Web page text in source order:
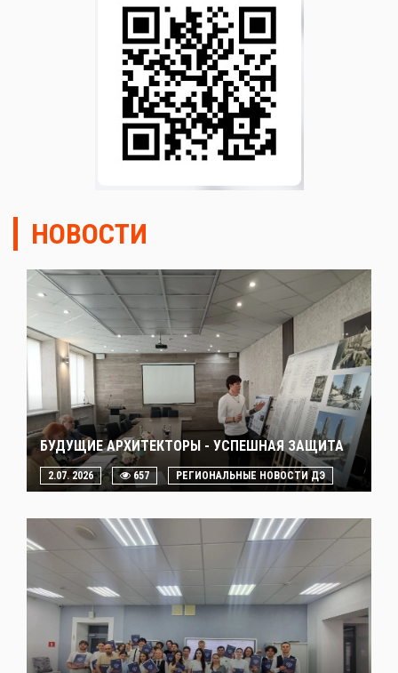
НОВОСТИ
БУДУЩИЕ АРХИТЕКТОРЫ - УСПЕШНАЯ ЗАЩИТА
2.07. 2026 657 РЕГИОНАЛЬНЫЕ НОВОСТИ ДЭ